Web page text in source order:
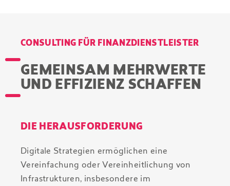
CONSULTING FÜR FINANZDIENSTLEISTER
GEMEINSAM MEHRWERTE
UND EFFIZIENZ SCHAFFEN
DIE HERAUSFORDERUNG
Digitale Strategien ermöglichen eine
Vereinfachung oder Vereinheitlichung von
Infrastrukturen, insbesondere im